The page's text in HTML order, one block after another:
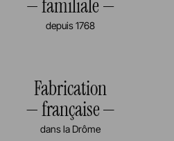
familiale
depuis 1768
Fabrication
française
dans la Drôme